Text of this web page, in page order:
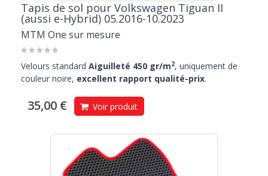
Tapis de sol pour Volkswagen Tiguan II
(aussi e-Hybrid) 05.2016-10.2023
MTM One sur mesure
Velours standard Aiguilleté 450 gr/m2, uniquement de
couleur noire, excellent rapport qualité-prix.
35,00 € Voir produit